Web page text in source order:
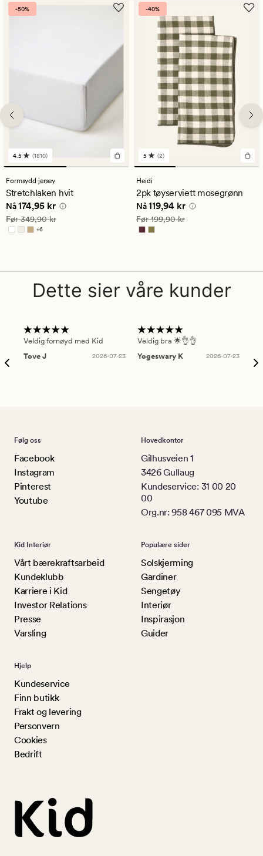
-50%
1810
anmeldelser
med
en
gjennomsnittlig
vurdering
på
4.5
4.5 (1810)
Formsydd jersey
Stretchlaken hvit
Nåværende pris
Nå174,95 kr
Vanlig pris 349,90 kr
Før349,90 kr
+6
Tilgjengelig i flere farger
-40%
2
anmeldelser
med
en
gjennomsnittlig
vurdering
på
5
5 (2)
Heidi
2pk tøyserviett mosegrønn
Nåværende pris
Nå119,94 kr
Vanlig pris 199,90 kr
Før199,90 kr
Dette sier våre kunder
Veldig fornøyd med Kid
Tove J
2026-07-23
Veldig bra 🌟👌👌
Yogeswary K
2026-07-23
Følg oss
Facebook
Instagram
Pinterest
Youtube
Hovedkontor
Gilhusveien 1
3426 Gullaug
Kundeservice: 31 00 20
00
Org.nr: 958 467 095 MVA
Kid Interiør
Vårt bærekraftsarbeid
Kundeklubb
Karriere i Kid
Investor Relations
Presse
Varsling
Populære sider
Solskjerming
Gardiner
Sengetøy
Interiør
Inspirasjon
Guider
Hjelp
Kundeservice
Finn butikk
Frakt og levering
Personvern
Cookies
Bedrift